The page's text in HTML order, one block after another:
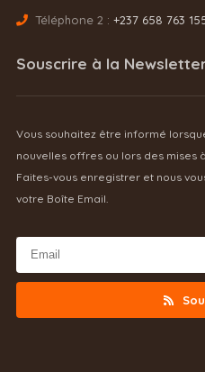
Téléphone 2 : +237 658 763
Souscrire à la
Vous souhaitez être informé
nouvelles offres ou lors des mises
Faites-vous enregistrer et nous
votre Boîte Email.